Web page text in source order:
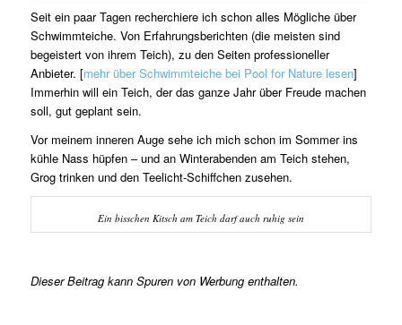
Seit ein paar Tagen recherchiere ich schon alles Mögliche über
Schwimmteiche. Von Erfahrungsberichten (die meisten sind
begeistert von ihrem Teich), zu den Seiten professioneller
Anbieter. [mehr über Schwimmteiche bei Pool for Nature lesen]
Immerhin will ein Teich, der das ganze Jahr über Freude machen
soll, gut geplant sein.
Vor meinem inneren Auge sehe ich mich schon im Sommer ins
kühle Nass hüpfen – und an Winterabenden am Teich stehen,
Grog trinken und den Teelicht-Schiffchen zusehen.
Ein bisschen Kitsch am Teich darf auch ruhig sein
Dieser Beitrag kann Spuren von Werbung enthalten.